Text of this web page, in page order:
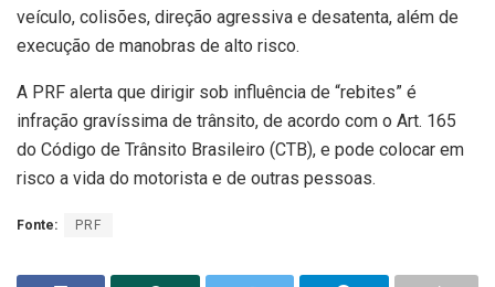
veículo, colisões, direção agressiva e desatenta, além de
execução de manobras de alto risco.
A PRF alerta que dirigir sob influência de “rebites” é
infração gravíssima de trânsito, de acordo com o Art. 165
do Código de Trânsito Brasileiro (CTB), e pode colocar em
risco a vida do motorista e de outras pessoas.
Fonte: PRF